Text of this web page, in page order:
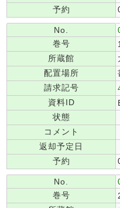
予約
No.
巻号
1
所蔵館
配置場所
請求記号
資料ID
状態
コメント
返却予定日
予約
No.
巻号